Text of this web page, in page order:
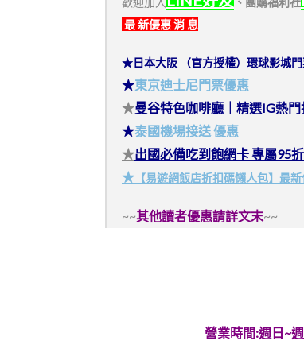
最 新優惠 消 息
★日本大阪 （官方授權）環球影城
★東京迪士尼門票優惠
★曼谷特色咖啡廳｜精選IG熱
★泰國機場接送 優惠
★出國必備吃到飽網卡 專屬95
★ 【易遊網飯店折扣碼懶人包】最
~~其他讀者優惠請詳文末~~
營業時間:週日~